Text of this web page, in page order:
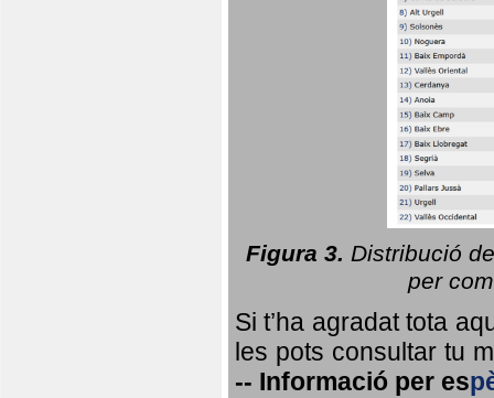
Figura 3. Distribució
per
Si t’ha agradat tota
les pots consultar tu
-- Informació per es